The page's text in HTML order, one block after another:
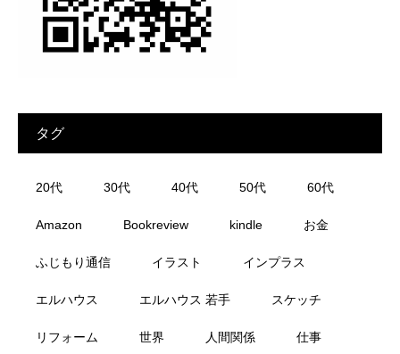
タグ
20代 30代 40代 50代 60代
Amazon Bookreview kindle お金
ふじもり通信 イラスト インプラス
エルハウス エルハウス 若手 スケッチ
リフォーム 世界 人間関係 仕事